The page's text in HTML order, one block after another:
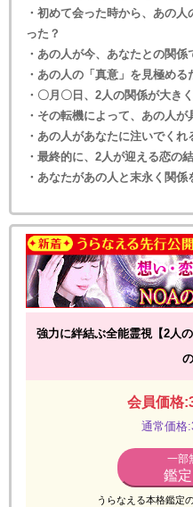
・初めて会った時から、あの
った？
・あの人が今、あなたとの関係
・あの人の「真意」を見極め
・〇月〇日、2人の関係が大き
・その転機によって、あの人
・あの人があなたに注いでくれ
・最終的に、2人が迎える恋の
・あなたがあの人と末永く関
強力に絆結ぶ全能霊視【2人
会員価格
通常価格
一部
鑑
うらなえる本格鑑定